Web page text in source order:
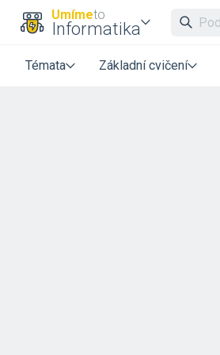
Umímeto
Informatika
Témata Základní cvičení